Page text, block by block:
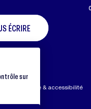
ÉCRIRE
Aide & accessibilité
sur